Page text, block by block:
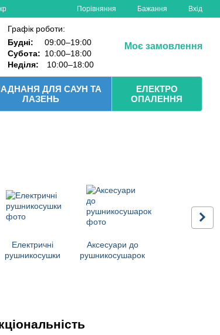
Порівняння Бажання Вхід
Графік роботи:
Будні:
09:00–19:00
Субота: 10:00–18:00
Неділя:
10:00–18:00
Моє замовлення
ДЛЯ САУН ТА
ЛАЗЕНЬ
ЕЛЕКТРО
ОПАЛЕННЯ
Електричні
рушникосушки
Аксесуари до
рушникосушарок